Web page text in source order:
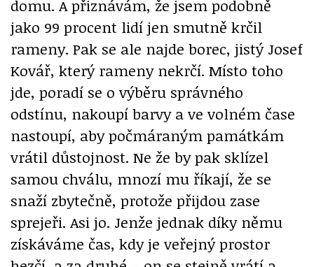
domu. A přiznávám, že jsem podobně
jako 99 procent lidí jen smutně krčil
rameny. Pak se ale najde borec, jistý Josef
Kovář, který rameny nekrčí. Místo toho
jde, poradí se o výběru správného
odstínu, nakoupí barvy a ve volném čase
nastoupí, aby počmáraným památkám
vrátil důstojnost. Ne že by pak sklízel
samou chválu, mnozí mu říkají, že se
snaží zbytečně, protože přijdou zase
sprejeři. Asi jo. Jenže jednak díky němu
získáváme čas, kdy je veřejný prostor